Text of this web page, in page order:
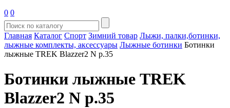
0 0
Главная Каталог Спорт Зимний товар Лыжи, палки,ботинки,
лыжные комплекты, аксессуары Лыжные ботинки Ботинки
лыжные TREK Blazzer2 N р.35
Ботинки лыжные TREK
Blazzer2 N р.35